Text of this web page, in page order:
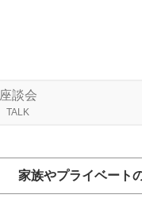
座談会
TALK
家族やプライベート